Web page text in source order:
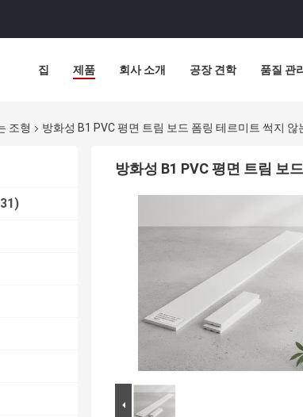
집 제품 회사 소개 공장 견학 품질 관리
조형 방화성 B1 PVC 평면 트림 보드 폼링 테르미트 썩지
방화성 B1 PVC 평면 트림 보